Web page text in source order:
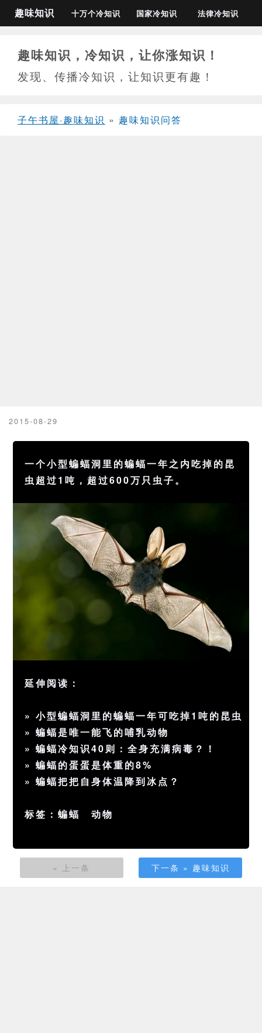
趣味知识 十万个冷知识 国家冷知识 法律冷知识
趣味知识，冷知识，让你涨知识！
发现、传播冷知识，让知识更有趣！
子午书屋·趣味知识 » 趣味知识问答
2015-08-29
一个小型蝙蝠洞里的蝙蝠一年之内吃掉的昆
虫超过1吨，超过600万只虫子。
延伸阅读：
»小型蝙蝠洞里的蝙蝠一年可吃掉1吨的昆虫
»蝙蝠是唯一能飞的哺乳动物
»蝙蝠冷知识40则：全身充满病毒？！
»蝙蝠的蛋蛋是体重的8%
»蝙蝠把把自身体温降到冰点？
标签：蝙蝠 动物
« 上一条 下一条 » 趣味知识